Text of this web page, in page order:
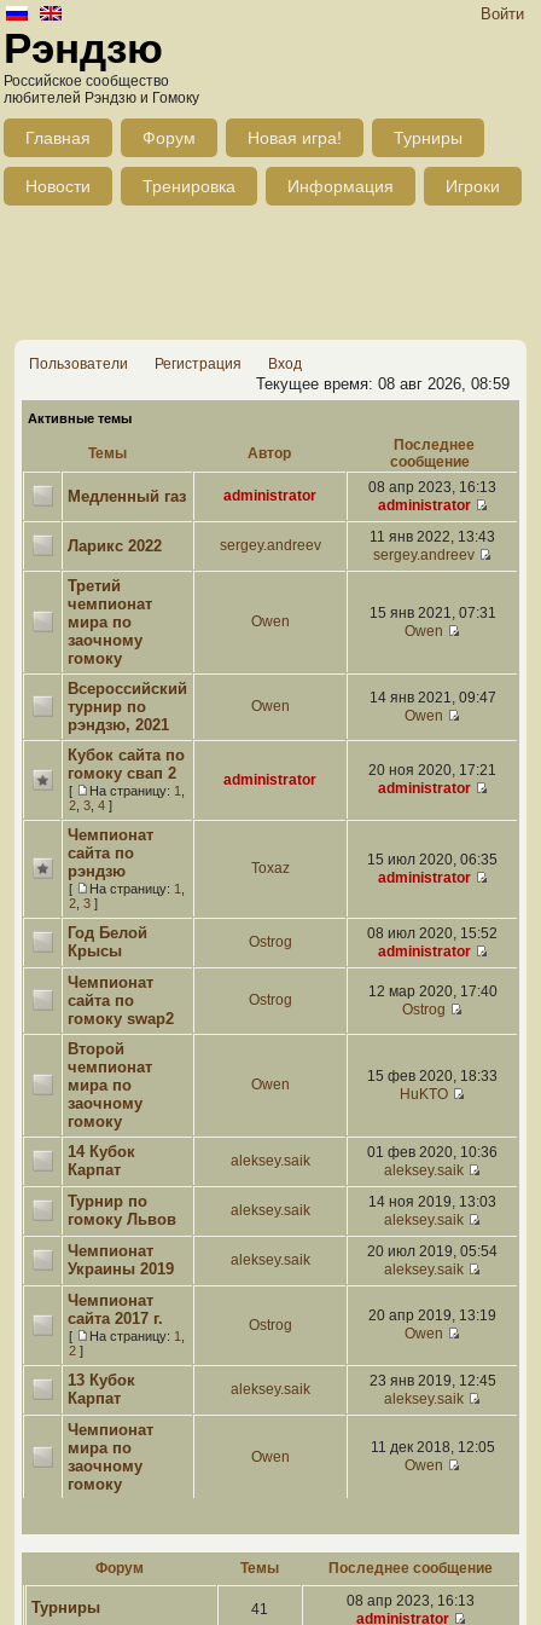
Войти
Рэндзю
Российское сообщество
любителей Рэндзю и Гомоку
Главная Форум Новая игра! Турниры
Новости Тренировка Информация Игроки
Пользователи Регистрация Вход
Текущее время: 08 авг 2026, 08:59
Активные темы
Темы Автор
Последнее
сообщение
Медленный газ administrator
08 апр 2023, 16:13
administrator
Ларикс 2022 sergey.andreev
11 янв 2022, 13:43
sergey.andreev
Третий
чемпионат
мира по
заочному
гомоку
Owen
15 янв 2021, 07:31
Owen
Всероссийский
турнир по
рэндзю, 2021
Owen
14 янв 2021, 09:47
Owen
Кубок сайта по
гомоку свап 2
[ На страницу: 1
2 3 4 ]
administrator
20 ноя 2020, 17:21
administrator
Чемпионат
сайта по
рэндзю
[ На страницу: 1
2 3 ]
Toxaz
15 июл 2020, 06:35
administrator
Год Белой
Крысы
Ostrog
08 июл 2020, 15:52
administrator
Чемпионат
сайта по
гомоку swap2
Ostrog
12 мар 2020, 17:40
Ostrog
Второй
чемпионат
мира по
заочному
гомоку
Owen
15 фев 2020, 18:33
HuKTO
14 Кубок
Карпат
aleksey.saik
01 фев 2020, 10:36
aleksey.saik
Турнир по
гомоку Львов
aleksey.saik
14 ноя 2019, 13:03
aleksey.saik
Чемпионат
Украины 2019
aleksey.saik
20 июл 2019, 05:54
aleksey.saik
Чемпионат
сайта 2017 г.
[ На страницу: 1
2 ]
Ostrog
20 апр 2019, 13:19
Owen
13 Кубок
Карпат
aleksey.saik
23 янв 2019, 12:45
aleksey.saik
Чемпионат
мира по
заочному
гомоку
Owen
11 дек 2018, 12:05
Owen
Форум Темы Последнее сообщение
Турниры 41
08 апр 2023, 16:13
administrator